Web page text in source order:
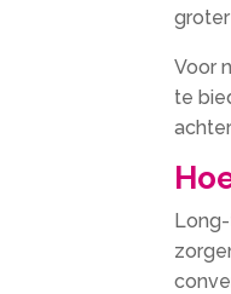
Voor
te